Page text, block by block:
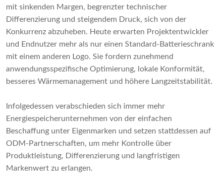
mit sinkenden Margen, begrenzter technischer
Differenzierung und steigendem Druck, sich von der
Konkurrenz abzuheben. Heute erwarten Projektentwickler
und Endnutzer mehr als nur einen Standard-Batterieschrank
mit einem anderen Logo. Sie fordern zunehmend
anwendungsspezifische Optimierung, lokale Konformität,
besseres Wärmemanagement und höhere Langzeitstabilität.
Infolgedessen verabschieden sich immer mehr
Energiespeicherunternehmen von der einfachen
Beschaffung unter Eigenmarken und setzen stattdessen auf
ODM-Partnerschaften, um mehr Kontrolle über
Produktleistung, Differenzierung und langfristigen
Markenwert zu erlangen.